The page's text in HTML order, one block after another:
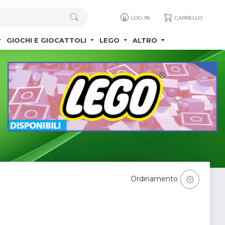
LOG-IN CARRELLO
GIOCHI E GIOCATTOLI LEGO ALTRO
Ordinamento